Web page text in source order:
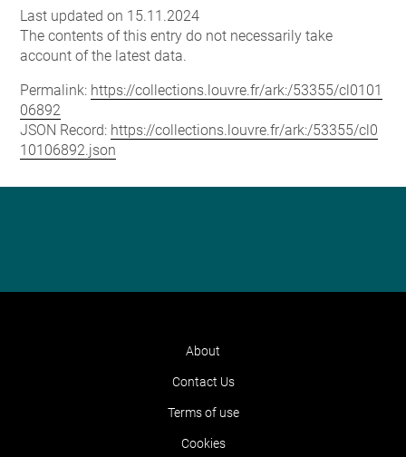
Last updated on 15.11.2024
The contents of this entry do not necessarily take
account of the latest data.
Permalink: https://collections.louvre.fr/ark:/53355/cl0101
06892
JSON Record: https://collections.louvre.fr/ark:/53355/cl0
10106892.json
About
Contact Us
Terms of use
Cookies